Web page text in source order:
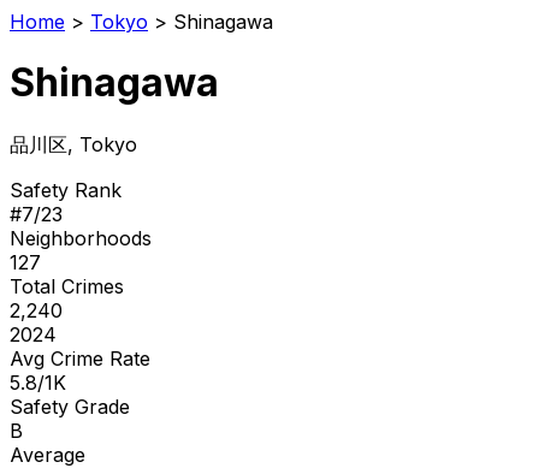
Home > Tokyo > Shinagawa
Shinagawa
品川区, Tokyo
Safety Rank
#7/23
Neighborhoods
127
Total Crimes
2,240
2024
Avg Crime Rate
5.8/1K
Safety Grade
B
Average